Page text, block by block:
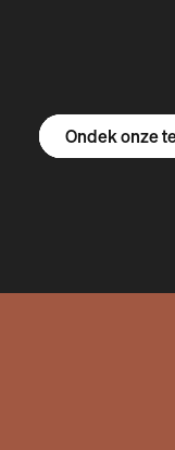
Ontdek de
Ontdek de
Ontdek de
Ondek onze